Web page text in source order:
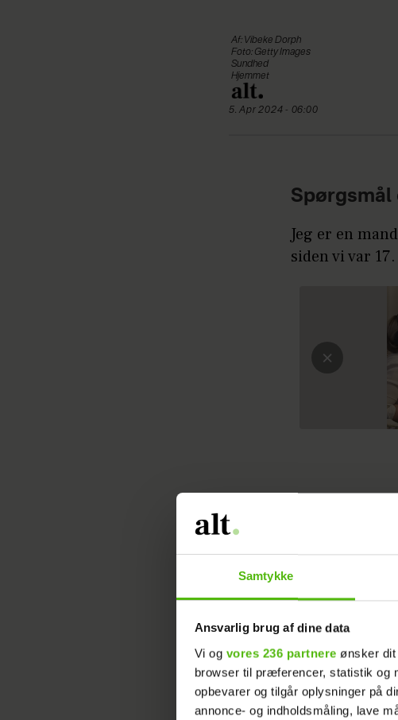
Samtykke
Ansvarlig brug af dine data
Vi og vores 236 partnere ønsker
browser til præferencer, statistik og
opbevarer og tilgår oplysninger på
annonce- og indholdsmåling, lave
Af: Vibeke Dorph
Foto: Getty Images
Sundhed
Hjemmet
5. Apr 2024 - 06:00
Spørgsmål
Jeg er en
siden vi var 17.
Vi er forældre